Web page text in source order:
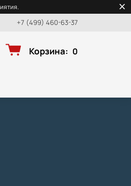
+7 (499) 460-63-37
Корзина: 0